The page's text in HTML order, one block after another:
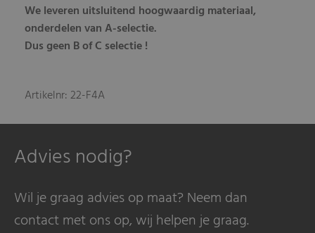
We leveren uitsluitend hoogwaardig materiaal,
onderdelen van A-selectie.
Dus geen B of C selectie !
Artikelnr: 22-F4A
Advies nodig?
Wil je graag advies op maat? Neem dan
contact met ons op, wij helpen je graag.